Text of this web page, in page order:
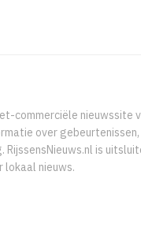
commerciële nieuwssite
over gebeurtenissen,
is
lokaal nieuws.